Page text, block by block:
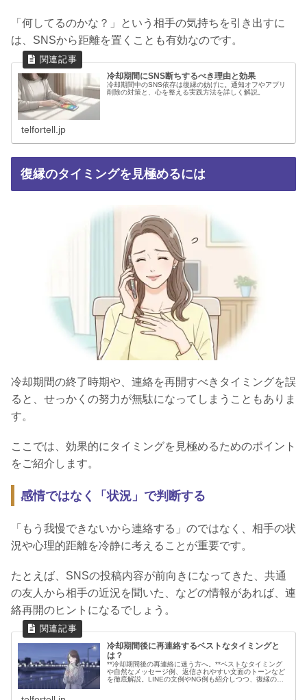
「何してるのかな？」という相手の気持ちを引き出すに
は、SNSから距離を置くことも有効なのです。
冷却期間にSNS断ちするべき理由と効果
冷却期間中のSNS依存は復縁の妨げに。通知オフやアプリ
削除の対策と、心を整える実践方法を詳しく解説。
telfortell.jp
復縁のタイミングを見極めるには
冷却期間の終了時期や、連絡を再開すべきタイミングを誤
ると、せっかくの努力が無駄になってしまうこともありま
す。
ここでは、効果的にタイミングを見極めるためのポイント
をご紹介します。
感情ではなく「状況」で判断する
「もう我慢できないから連絡する」のではなく、相手の状
況や心理的距離を冷静に考えることが重要です。
たとえば、SNSの投稿内容が前向きになってきた、共通
の友人から相手の近況を聞いた、などの情報があれば、連
絡再開のヒントになるでしょう。
冷却期間後に再連絡するベストなタイミングと
は？
**冷却期間後の再連絡に迷う方へ。**ベストなタイミング
や自然なメッセージ例、返信されやすい文面のトーンなど
を徹底解説。LINEの文例やNG例も紹介しつつ、復縁の可